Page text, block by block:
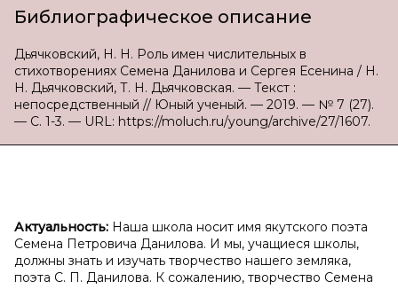
Библиографическое описание
Дьячковский, Н. Н. Роль имен числительных в
стихотворениях Семена Данилова и Сергея Есенина / Н.
Н. Дьячковский, Т. Н. Дьячковская. — Текст :
непосредственный // Юный ученый. — 2019. — № 7 (27).
— С. 1-3. — URL: https://moluch.ru/young/archive/27/1607.
Актуальность: Наша школа носит имя якутского поэта
Семена Петровича Данилова. И мы, учащиеся школы,
должны знать и изучать творчество нашего земляка,
поэта С. П. Данилова. К сожалению, творчество Семена